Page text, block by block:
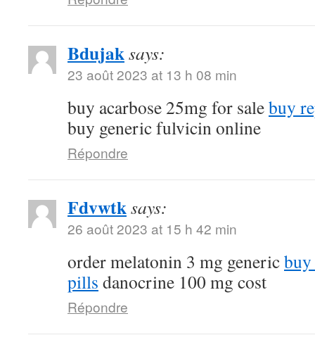
Bdujaksays:
23 août 2023 at 13 h 08 min
buy acarbose 25mg for salebuy
buy generic fulvicin online
Répondre
Fdvwtksays:
26 août 2023 at 15 h 42 min
order melatonin 3 mg generic
pills danocrine 100 mg cost
Répondre